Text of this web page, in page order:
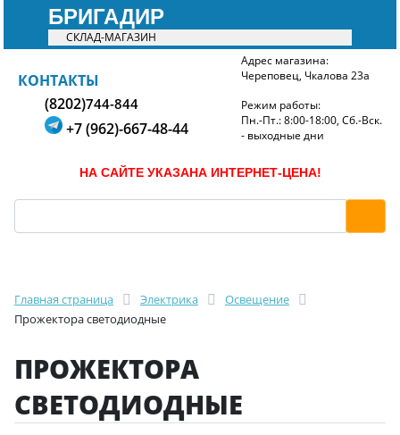
БРИГАДИР
СКЛАД-МАГАЗИН
БРИГАДИР
КОНТАКТЫ
(8202)744-844
+7 (962)-667-48-44
Адрес магазина:
Череповец, Чкалова 23а
Режим работы:
Пн.-Пт.: 8:00-18:00, Сб.-Вск.
- выходные дни
НА САЙТЕ УКАЗАНА ИНТЕРНЕТ-ЦЕНА!
Главная страница Электрика
Освещение
Прожектора светодиодные
ПРОЖЕКТОРА
СВЕТОДИОДНЫЕ